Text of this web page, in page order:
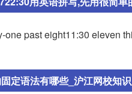
past eight11:30 eleven
定语法有哪些_沪江网校知